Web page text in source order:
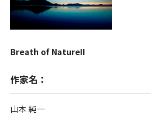
Breath of NatureII
作家名：
山本 純一